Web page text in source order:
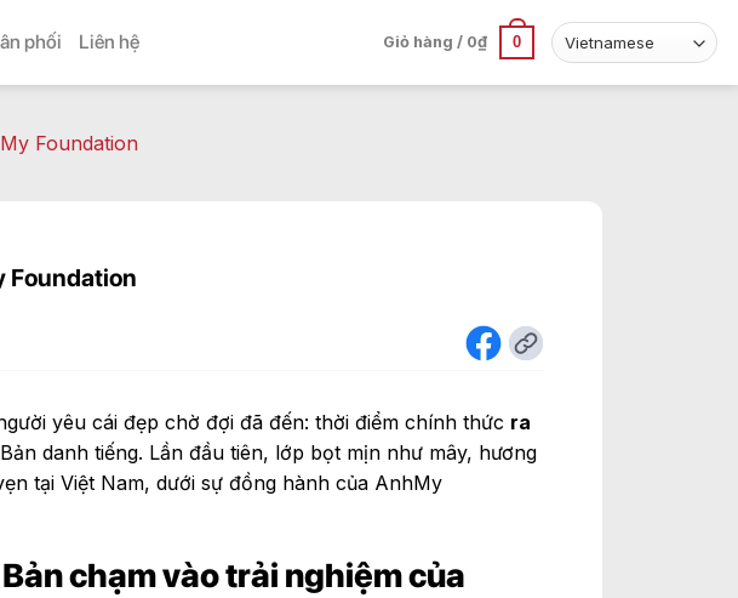
phối Liên hệ Giỏ hàng / 0₫ 0
Foundation
Foundation
yêu cái đẹp chờ đợi đã đến: thời điểm chính thức ra
danh tiếng. Lần đầu tiên, lớp bọt mịn như mây, hương
tại Việt Nam, dưới sự đồng hành của AnhMy
chạm vào trải nghiệm của